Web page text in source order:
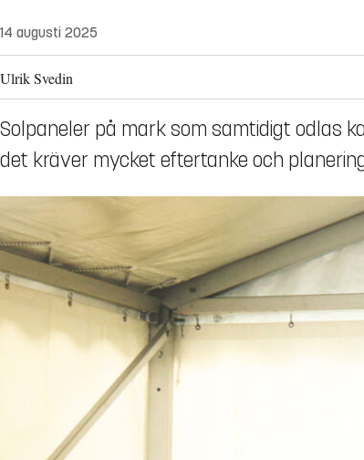
14 augusti 2025
Ulrik Svedin
Solpaneler på mark som samtidigt odlas
det kräver mycket eftertanke och